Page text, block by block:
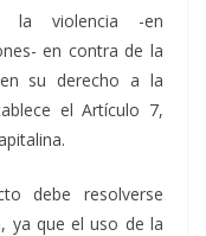
la violencia -en
en contra de la
su derecho a la
el Artículo 7,
debe resolverse
ya que el uso de la